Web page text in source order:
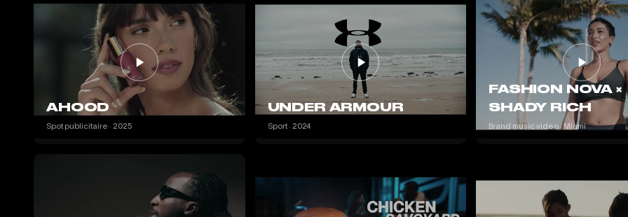
AHOOD
Spot publicitaire · 2025
UNDER ARMOUR
Sport · 2024
FASHION NOVA ×
SHADY RICH
Brand music video · Miami